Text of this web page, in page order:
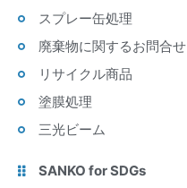
スプレー缶処理
廃棄物に関するお問合せ
リサイクル商品
塗膜処理
三光ビーム
SANKO for SDGs